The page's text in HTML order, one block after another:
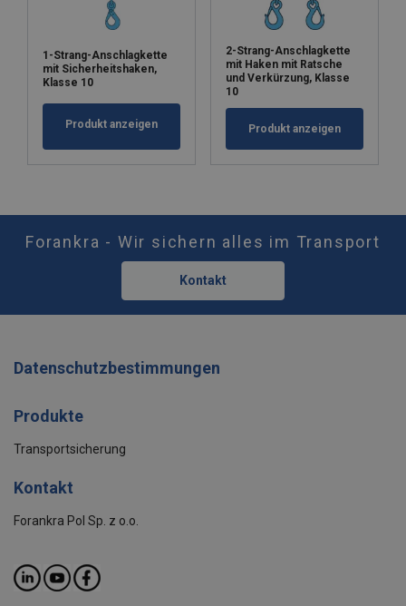
1-Strang-Anschlagkette
mit Sicherheitshaken,
Klasse 10
Produkt anzeigen
2-Strang-Anschlagkette
mit Haken mit Ratsche
und Verkürzung, Klasse
10
Produkt anzeigen
Forankra - Wir sichern alles im Transport
Kontakt
Datenschutzbestimmungen
Produkte
Transportsicherung
Kontakt
Forankra Pol Sp. z o.o.